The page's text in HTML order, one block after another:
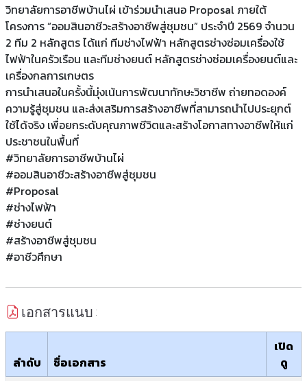
วิทยาลัยการอาชีพบ้านไผ่ เข้าร่วมนำเสนอ Proposal ภายใต้
โครงการ “ออมสินอาชีวะสร้างอาชีพสู่ชุมชน” ประจำปี 2569 จำนวน
2 ทีม 2 หลักสูตร ได้แก่ ทีมช่างไฟฟ้า หลักสูตรช่างซ่อมเครื่องใช้
ไฟฟ้าในครัวเรือน และทีมช่างยนต์ หลักสูตรช่างซ่อมเครื่องยนต์และ
เครื่องกลการเกษตร
การนำเสนอในครั้งนี้มุ่งเน้นการพัฒนาทักษะวิชาชีพ ถ่ายทอดองค์
ความรู้สู่ชุมชน และส่งเสริมการสร้างอาชีพที่สามารถนำไปประยุกต์
ใช้ได้จริง เพื่อยกระดับคุณภาพชีวิตและสร้างโอกาสทางอาชีพให้แก่
ประชาชนในพื้นที่
#วิทยาลัยการอาชีพบ้านไผ่
#ออมสินอาชีวะสร้างอาชีพสู่ชุมชน
#Proposal
#ช่างไฟฟ้า
#ช่างยนต์
#สร้างอาชีพสู่ชุมชน
#อาชีวศึกษา
เอกสารแนบ :
ลำดับ ชื่อเอกสาร
เปิด
ดู